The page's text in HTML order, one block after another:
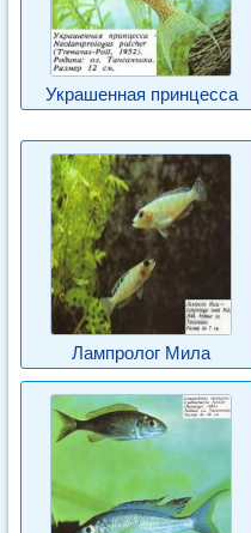
Украшенная принцесса
Лампролог Мила